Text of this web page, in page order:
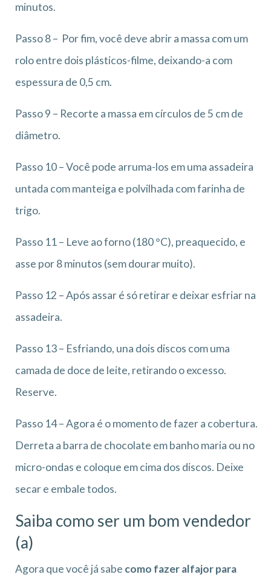
minutos.
Passo 8 – Por fim, você deve abrir a massa com um
rolo entre dois plásticos-filme, deixando-a com
espessura de 0,5 cm.
Passo 9 – Recorte a massa em círculos de 5 cm de
diâmetro.
Passo 10 – Você pode arruma-los em uma assadeira
untada com manteiga e polvilhada com farinha de
trigo.
Passo 11 – Leve ao forno (180 °C), preaquecido, e
asse por 8 minutos (sem dourar muito).
Passo 12 – Após assar é só retirar e deixar esfriar na
assadeira.
Passo 13 – Esfriando, una dois discos com uma
camada de doce de leite, retirando o excesso.
Reserve.
Passo 14 – Agora é o momento de fazer a cobertura.
Derreta a barra de chocolate em banho maria ou no
micro-ondas e coloque em cima dos discos. Deixe
secar e embale todos.
Saiba como ser um bom vendedor
(a)
Agora que você já sabe como fazer alfajor para